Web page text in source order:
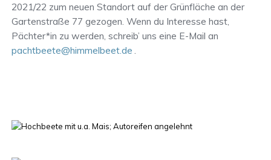
2021/22 zum neuen Standort auf der Grünfläche an der
Gartenstraße 77 gezogen. Wenn du Interesse hast,
Pächter*in zu werden, schreib’ uns eine E-Mail an
pachtbeete@himmelbeet.de .